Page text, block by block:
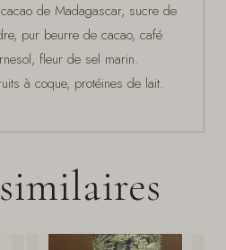
de Madagascar, sucre de
pur beurre de cacao, café
fleur de sel marin.
à coque, protéines de lait.